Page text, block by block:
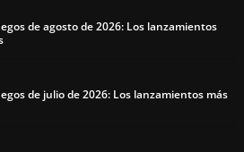
de agosto de 2026: Los lanzamientos
de julio de 2026: Los lanzamientos más